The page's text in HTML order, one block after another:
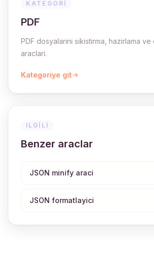
KATEGORI
PDF
PDF dosyalarini sikistirma, hazirlama
araclari.
Kategoriye git
ILGILI
Benzer araclar
JSON minify araci
JSON formatlayici